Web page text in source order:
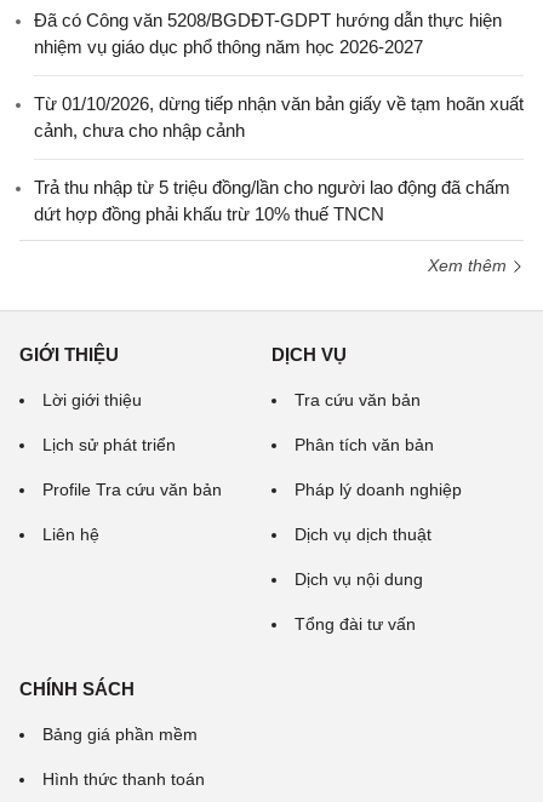
Đã có Công văn 5208/BGDĐT-GDPT hướng dẫn thực hiện
nhiệm vụ giáo dục phổ thông năm học 2026-2027
Từ 01/10/2026, dừng tiếp nhận văn bản giấy về tạm hoãn xuất
cảnh, chưa cho nhập cảnh
Trả thu nhập từ 5 triệu đồng/lần cho người lao động đã chấm
dứt hợp đồng phải khấu trừ 10% thuế TNCN
Xem thêm
GIỚI THIỆU
Lời giới thiệu
Lịch sử phát triển
Profile Tra cứu văn bản
Liên hệ
DỊCH VỤ
Tra cứu văn bản
Phân tích văn bản
Pháp lý doanh nghiệp
Dịch vụ dịch thuật
Dịch vụ nội dung
Tổng đài tư vấn
CHÍNH SÁCH
Bảng giá phần mềm
Hình thức thanh toán